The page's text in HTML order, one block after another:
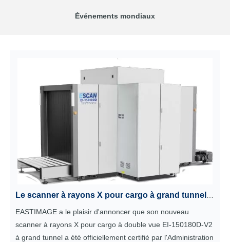
Événements mondiaux
EASTIMAGE a le plaisir d'annoncer que son nouveau
scanner à rayons X pour cargo à double vue EI‑150180D‑V2
à grand tunnel a été officiellement certifié par l'Administration